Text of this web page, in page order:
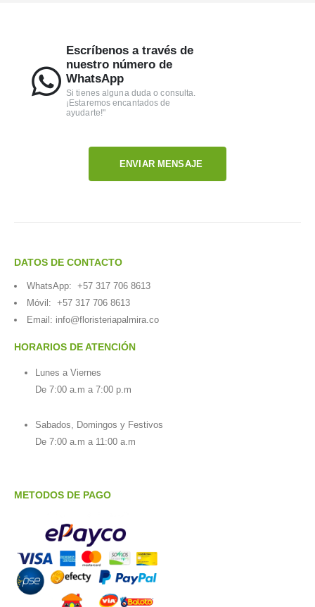
Escríbenos a través de
nuestro número de
WhatsApp
Si tienes alguna duda o consulta.
¡Estaremos encantados de
ayudarte!"
ENVIAR MENSAJE
DATOS DE CONTACTO
WhatsApp: +57 317 706 8613
Móvil: +57 317 706 8613
Email: info@floristeriapalmira.co
HORARIOS DE ATENCIÓN
Lunes a Viernes
De 7:00 a.m a 7:00 p.m
Sabados, Domingos y Festivos
De 7:00 a.m a 11:00 a.m
METODOS DE PAGO